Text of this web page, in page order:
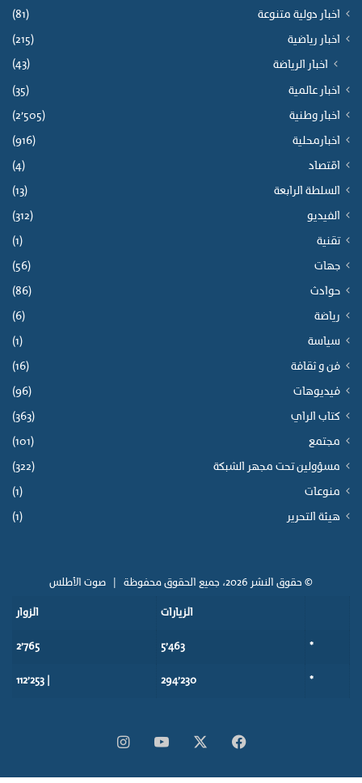
اخبار دولية متنوعة (81)
اخبار رياضية (215)
اخبار الرياضة (43)
اخبار عالمية (35)
اخبار وطنية (2٬505)
اخبارمحلية (916)
اقتصاد (4)
السلطة الرابعة (13)
الفيديو (312)
تقنية (1)
جهات (56)
حوادث (86)
رياضة (6)
سياسة (1)
فن و ثقافة (16)
فيديوهات (96)
كتاب الراي (363)
مجتمع (101)
مسؤولين تحت مجهر الشبكة (322)
منوعات (1)
هيئة التحرير (1)
© حقوق النشر 2026، جميع الحقوق محفوظة | صوت الأطلس
الزيارات الزوار
* 5٬463 2٬765
* 294٬230
فيسبوك ‫YouTube